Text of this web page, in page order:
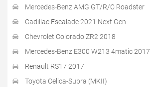
Mercedes-Benz AMG GT/R/C Roadster
Cadillac Escalade 2021 Next Gen
Chevrolet Colorado ZR2 2018
Mercedes-Benz E300 W213 4matic 2017
Renault RS17 2017
Toyota Celica-Supra (MKII)